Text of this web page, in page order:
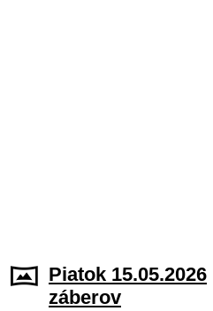
Piatok 15.05.2026
záberov